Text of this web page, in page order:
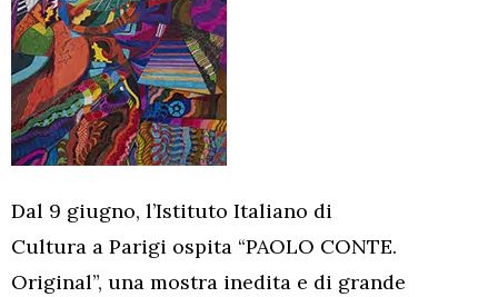
Dal 9 giugno, l’Istituto Italiano di
Cultura a Parigi ospita “PAOLO CONTE.
Original”, una mostra inedita e di grande